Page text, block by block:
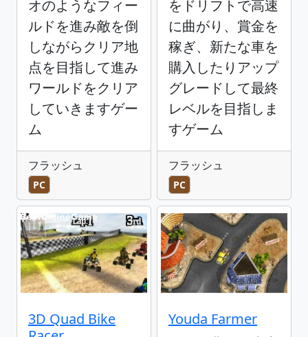
オのようなフィー
ルドを進み敵を倒
しながらクリア地
点を目指して進み
ワールドをクリア
していきますゲー
ム
フラッシュ
PC
をドリフトで高速
に曲がり、賞金を
稼ぎ、新たな車を
購入したりアップ
グレードして最終
レベルを目指しま
すゲーム
フラッシュ
PC
3D Quad Bike
Youda Farmer